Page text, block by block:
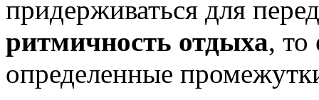
придерживаться для
ритмичность отдыха, то
определенные